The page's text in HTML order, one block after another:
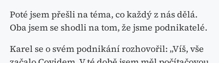
Poté jsem přešli na téma, co každý z nás dělá.
Oba jsem se shodli na tom, že jsme podnikatelé.
Karel se o svém podnikání rozhovořil: „Víš, vše